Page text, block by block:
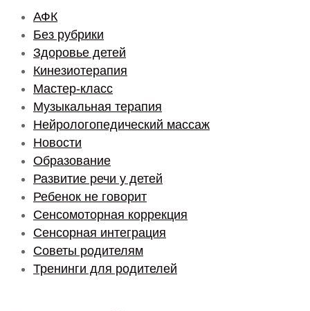
АФК
Без рубрики
Здоровье детей
Кинезиотерапия
Мастер-класс
Музыкальная терапия
Нейрологопедический массаж
Новости
Образование
Развитие речи у детей
Ребенок не говорит
Сенсомоторная коррекция
Сенсорная интеграция
Советы родителям
Тренинги для родителей